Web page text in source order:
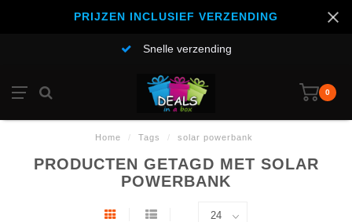
PRIJZEN INCLUSIEF VERZENDING
Snelle verzending
0
Home / Tags / solar powerbank
PRODUCTEN GETAGD MET SOLAR
POWERBANK